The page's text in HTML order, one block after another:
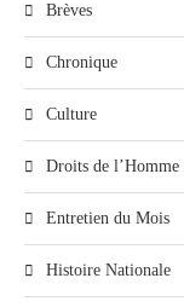
Brèves
Chronique
Culture
Droits de l’Homme
Entretien du Mois
Histoire Nationale